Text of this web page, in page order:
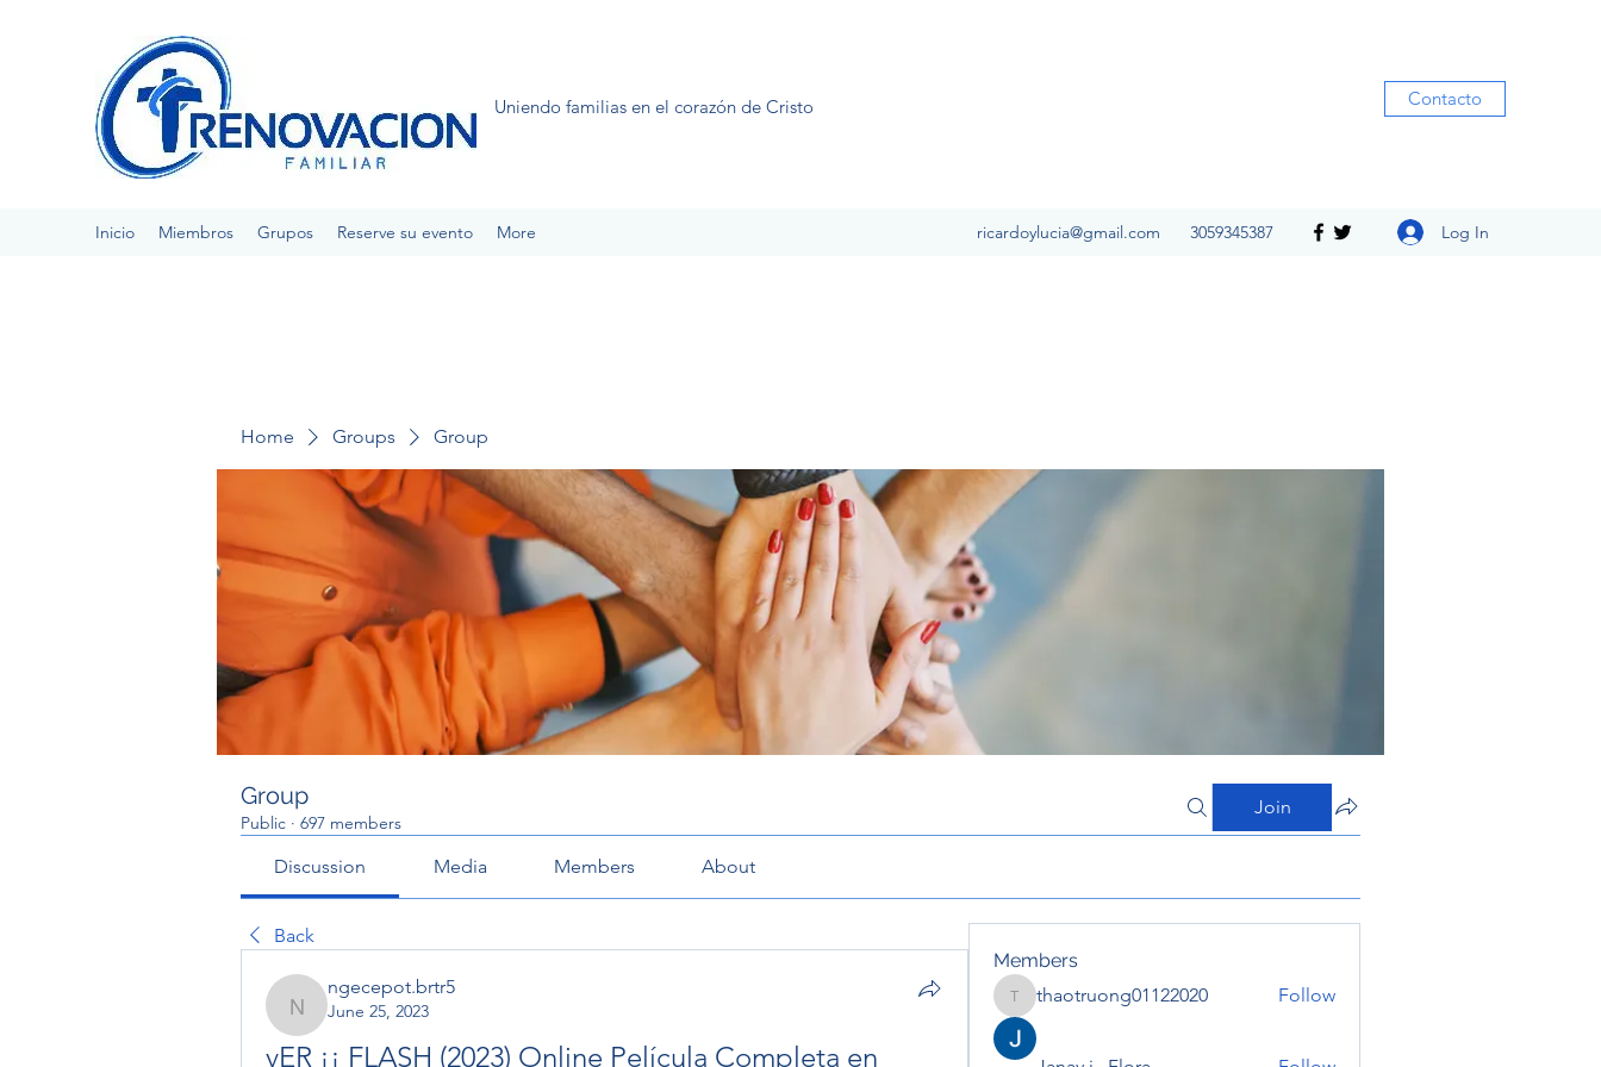
Uniendo familias en el corazón de Cristo Contacto
Inicio Miembros Grupos Reserve su evento More ricardoylucia@gmail.com 3059345387 Log In
Home Groups Group
Group
Public · 697 members
Join
Discussion Media Members About
Back
ngecepot.brtr5
ngecepot.brtr5
June 25, 2023
vER ¡¡ FLASH (2023) Online Película Completa en
Members
thaotruong01122020
thaotruong01122020 Follow